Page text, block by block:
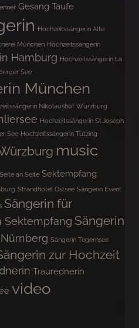
Gesang Taufe
Hochzeitssängerin Alte
München Hochzeitssängerin
Hamburg Hochzeitssängerin La
See
München
Nikolaushof Würzburg
Hochzeitssängerin St.Joseph
See Hochzeitssängerin Tutzing
music
Seite an Seite Sektempfang
Strandhotel Ostsee Sängerin Event
Sängerin für
Sektempfang Sängerin
Sängerin Tegernsee
zur Hochzeit
Traurednerin
video